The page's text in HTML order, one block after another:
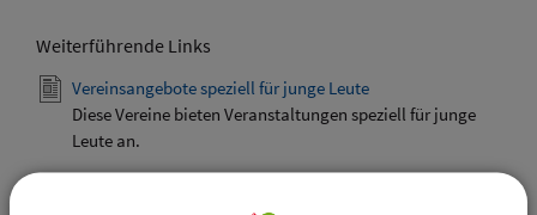
Weiterführende Links
Vereinsangebote speziell für junge Leute
Diese Vereine bieten Veranstaltungen speziell für junge
Leute an.